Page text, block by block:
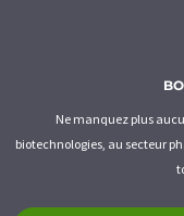
Ne manquez plus
biotechnologies, au secteur